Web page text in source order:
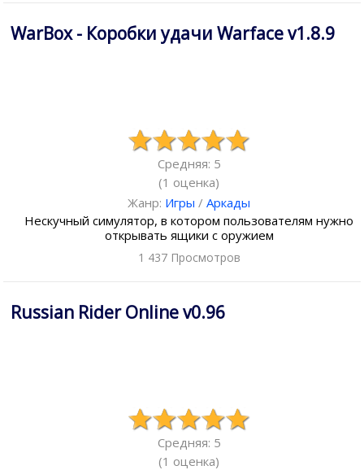
WarBox - Коробки удачи Warface v1.8.9
Средняя: 5
(1 оценка)
Жанр: Игры /Аркады
Нескучный симулятор, в котором пользователям нужно
открывать ящики с оружием
1 437 Просмотров
Russian Rider Online v0.96
Средняя: 5
(1 оценка)